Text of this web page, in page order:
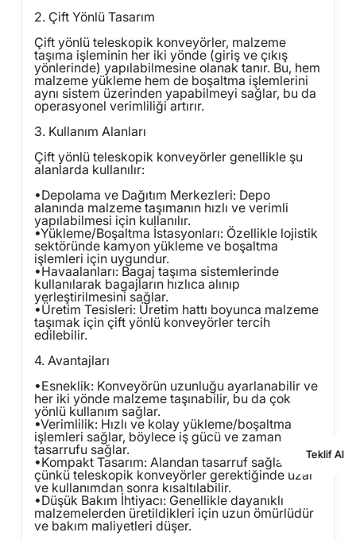
Teklif Al
2. Çift Yönlü Tasarım
Çift yönlü teleskopik konveyörler, malzeme
taşıma işleminin her iki yönde (giriş ve çıkış
yönlerinde) yapılabilmesine olanak tanır. Bu, hem
malzeme yükleme hem de boşaltma işlemlerini
aynı sistem üzerinden yapabilmeyi sağlar, bu da
operasyonel verimliliği artırır.
3. Kullanım Alanları
Çift yönlü teleskopik konveyörler genellikle şu
alanlarda kullanılır:
•Depolama ve Dağıtım Merkezleri: Depo
alanında malzeme taşımanın hızlı ve verimli
yapılabilmesi için kullanılır.
•Yükleme/Boşaltma İstasyonları: Özellikle lojistik
sektöründe kamyon yükleme ve boşaltma
işlemleri için uygundur.
•Havaalanları: Bagaj taşıma sistemlerinde
kullanılarak bagajların hızlıca alınıp
yerleştirilmesini sağlar.
•Üretim Tesisleri: Üretim hattı boyunca malzeme
taşımak için çift yönlü konveyörler tercih
edilebilir.
4. Avantajları
•Esneklik: Konveyörün uzunluğu ayarlanabilir ve
her iki yönde malzeme taşınabilir, bu da çok
yönlü kullanım sağlar.
•Verimlilik: Hızlı ve kolay yükleme/boşaltma
işlemleri sağlar, böylece iş gücü ve zaman
tasarrufu sağlar.
•Kompakt Tasarım: Alandan tasarruf sağlar,
çünkü teleskopik konveyörler gerektiğinde uzar
ve kullanımdan sonra kısaltılabilir.
•Düşük Bakım İhtiyacı: Genellikle dayanıklı
malzemelerden üretildikleri için uzun ömürlüdür
ve bakım maliyetleri düşer.